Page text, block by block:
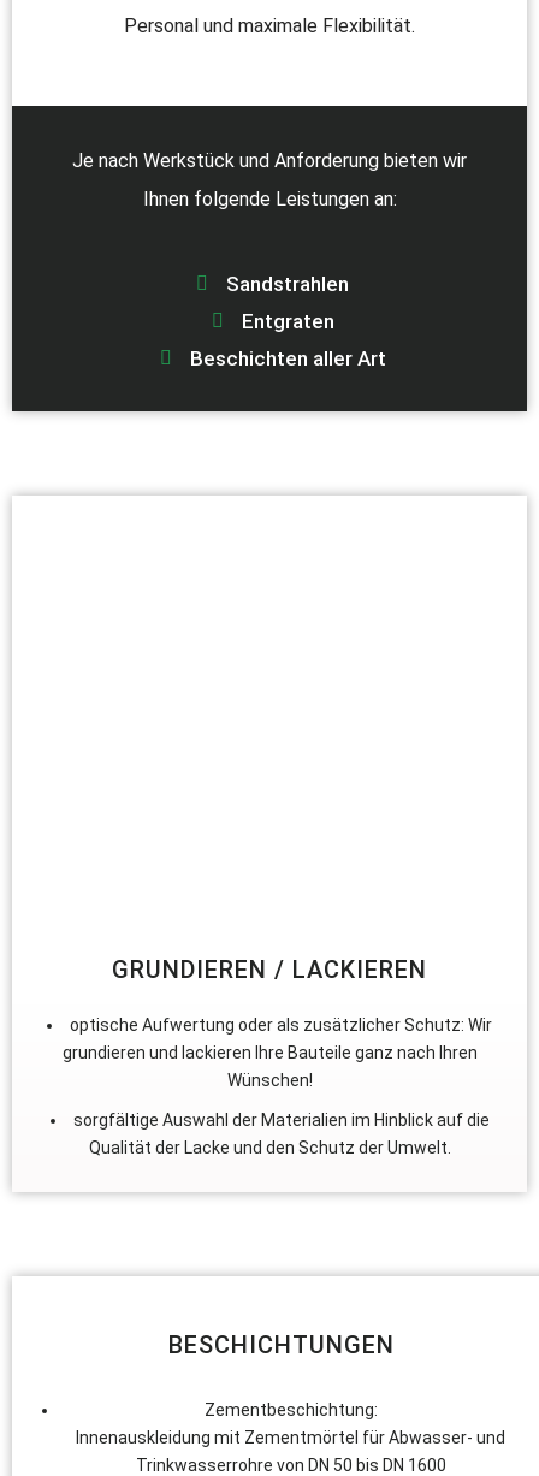
Personal und maximale Flexibilität.
Je nach Werkstück und Anforderung bieten wir
Ihnen folgende Leistungen an:
Sandstrahlen
Entgraten
Beschichten aller Art
GRUNDIEREN / LACKIEREN
optische Aufwertung oder als zusätzlicher Schutz: Wir
grundieren und lackieren Ihre Bauteile ganz nach Ihren
Wünschen!
sorgfältige Auswahl der Materialien im Hinblick auf die
Qualität der Lacke und den Schutz der Umwelt.
BESCHICHTUNGEN
Zementbeschichtung:
Innenauskleidung mit Zementmörtel für Abwasser- und
Trinkwasserrohre von DN 50 bis DN 1600